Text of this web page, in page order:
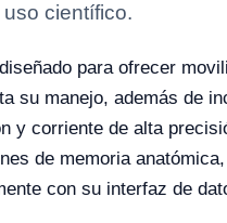
científico.
para ofrecer
su manejo, además de
y corriente de alta
de memoria
con su interfaz de